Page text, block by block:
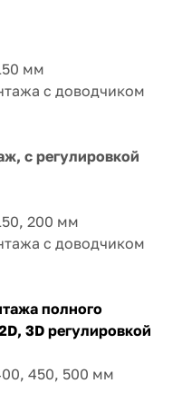
мм
с доводчиком
с регулировкой
200 мм
с доводчиком
полного
3D регулировкой
450, 500 мм